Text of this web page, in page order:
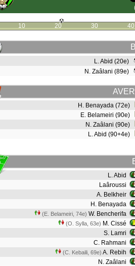
10 20 30 40
L. Abid (20e)
N. Zaâlani (89e)
H. Benayada (72e)
E. Belameiri (90e)
N. Zaâlani (90e)
L. Abid (90+4e)
L. Abid
Laâroussi
A. Belkheir
H. Benayada
(E. Belameiri, 74e) W. Bencherifa
(O. Sylla, 63e) M. Cissé
S. Lamri
C. Rahmani
(C. Kebaili, 69e) A. Rebih
N. Zaâlani